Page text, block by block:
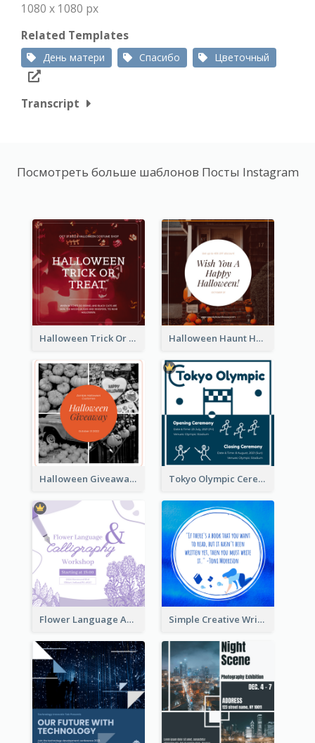
1080 x 1080 px
Related Templates
День матери Спасибо Цветочный
Transcript
Посмотреть больше шаблонов Посты Instagram
Halloween Trick Or Treat Instagram Post Halloween Haunt House Instagram Post
Halloween Giveaway Instagram Post Tokyo Olympic Ceremony Instagram Post
Flower Language And Calligraphy Instagram Post Simple Creative Writing Quote Instagram Post